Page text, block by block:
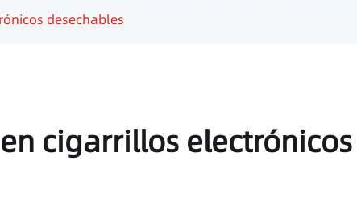
desechables
cigarrillos electrónicos